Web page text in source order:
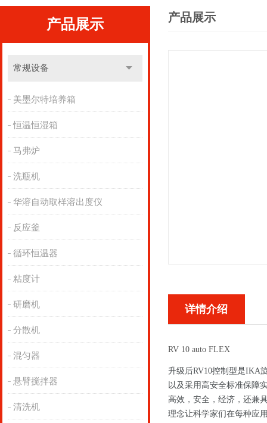
产品展示
常规设备
美墨尔特培养箱
恒温恒湿箱
马弗炉
洗瓶机
华溶自动取样溶出度仪
反应釜
循环恒温器
粘度计
研磨机
分散机
混匀器
悬臂搅拌器
清洗机
产品展示
详情介绍
RV 10 auto FLEX
升级后RV10控制型是IKA
以及采用高安全标准保障
高效，安全，经济，还兼
理念让科学家们在每种应